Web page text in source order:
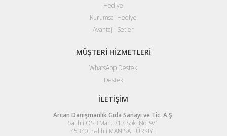
Hediye
Kurumsal Hediye
Avantajlı Setler
MÜŞTERİ HİZMETLERİ
WhatsApp Destek
Destek
İLETİŞİM
Arcan Danışmanlık Gıda Sanayi ve Tic. A.Ş.
Salihli OSB Mah. 313 Sok. No: 9/1
45340 Salihli MANİSA TÜRKİYE